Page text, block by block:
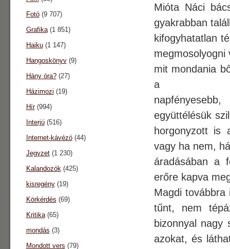
Mióta Náci
gyakrabban
kifogyhatatlan
mit mondania
a
együttélésük
horgonyzott is
vagy ha nem,
áradásában a
erőre kapva
Magdi
tűnt, nem
bizonnyal nagy
azokat, és
Fotó(9 707)
Grafika(1 851)
Haiku(1 147)
Hangoskönyv(9)
Hány óra?(27)
Házimozi (19)
Hír(994)
Interjú(516)
Internet-kávézó(44)
Jegyzet(1 230)
Kalandozók(425)
kisregény(19)
Körkérdés (69)
Kritika(65)
mondás (3)
Mondott vers (79)